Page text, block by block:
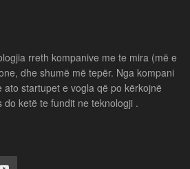
rreth kompanive me te mira (më e
dhe shumë më tepër. Nga kompani
startupet e vogla që po kërkojnë
ketë te fundit ne teknologji .